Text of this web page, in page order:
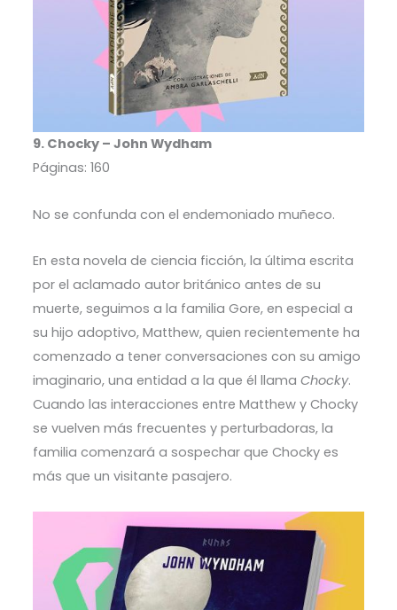
9. Chocky – John Wydham
Páginas: 160
No se confunda con el endemoniado muñeco.
En esta novela de ciencia ficción, la última escrita
por el aclamado autor británico antes de su
muerte, seguimos a la familia Gore, en especial a
su hijo adoptivo, Matthew, quien recientemente ha
comenzado a tener conversaciones con su amigo
imaginario, una entidad a la que él llama Chocky.
Cuando las interacciones entre Matthew y Chocky
se vuelven más frecuentes y perturbadoras, la
familia comenzará a sospechar que Chocky es
más que un visitante pasajero.